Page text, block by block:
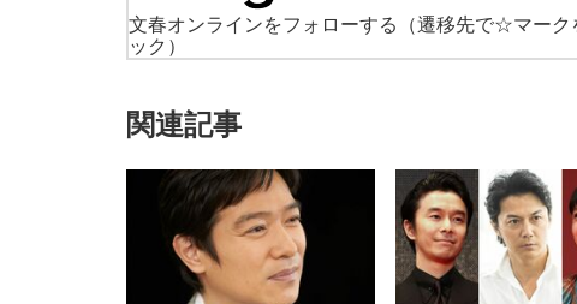
文春オンラインをフォローする
（遷移先で☆マーク
ック）
関連記事